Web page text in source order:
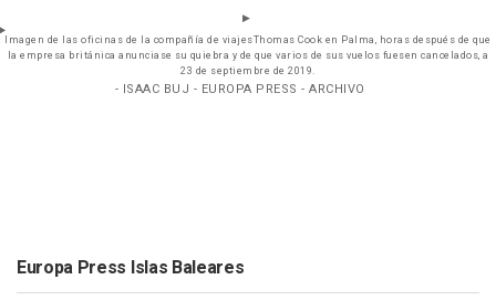
Imagen de las oficinas de la compañía de viajesThomas Cook en Palma, horas después de que
la empresa británica anunciase su quiebra y de que varios de sus vuelos fuesen cancelados, a
23 de septiembre de 2019.
- ISAAC BUJ - EUROPA PRESS - ARCHIVO
Europa Press Islas Baleares